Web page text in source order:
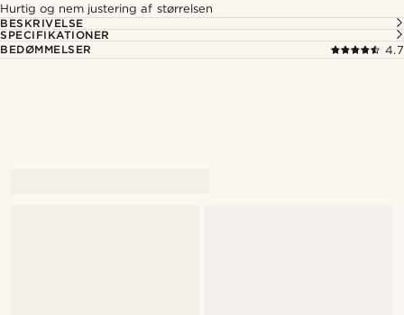
Hurtig og nem justering af størrelsen
BESKRIVELSE
SPECIFIKATIONER
BEDØMMELSER
4.7